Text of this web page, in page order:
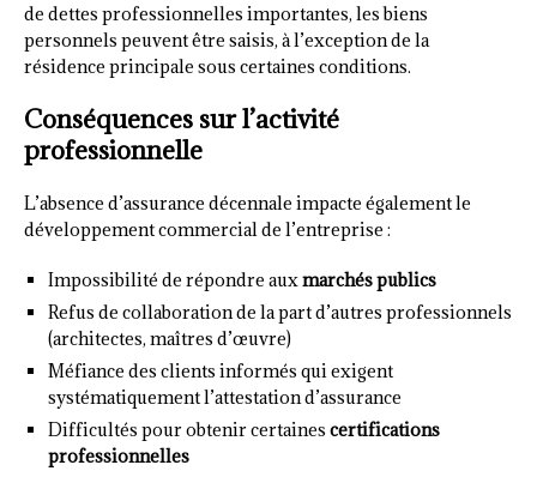
de dettes professionnelles importantes, les biens
personnels peuvent être saisis, à l’exception de la
résidence principale sous certaines conditions.
Conséquences sur l’activité
professionnelle
L’absence d’assurance décennale impacte également le
développement commercial de l’entreprise :
Impossibilité de répondre auxmarchés publics
Refus de collaboration de la part d’autres professionnels
(architectes, maîtres d’œuvre)
Méfiance des clients informés qui exigent
systématiquement l’attestation d’assurance
Difficultés pour obtenir certaines certifications
professionnelles